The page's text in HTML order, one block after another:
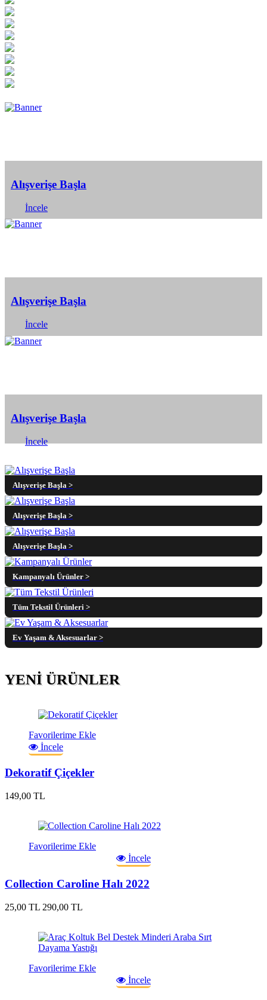
Alışverişe Başla
İncele
Alışverişe Başla
İncele
Alışverişe Başla
İncele
Alışverişe Başla >
Alışverişe Başla >
Alışverişe Başla >
Kampanyalı Ürünler >
Tüm Tekstil Ürünleri >
Ev Yaşam & Aksesuarlar >
YENİ ÜRÜNLER
Favorilerime Ekle
İncele
Dekoratif Çiçekler
149,00 TL
Favorilerime Ekle
İncele
Collection Caroline Halı 2022
25,00 TL 290,00 TL
Favorilerime Ekle
İncele